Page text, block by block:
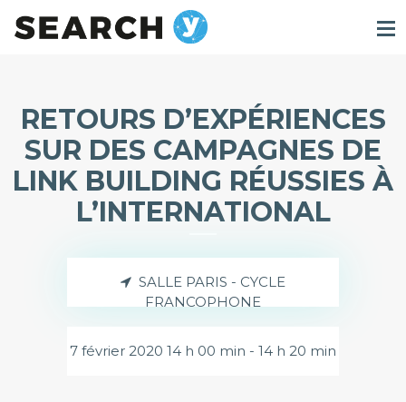
RETOURS D’EXPÉRIENCES
SUR DES CAMPAGNES DE
LINK BUILDING RÉUSSIES À
L’INTERNATIONAL
SALLE PARIS - CYCLE
FRANCOPHONE
7 février 2020 14 h 00 min - 14 h 20 min